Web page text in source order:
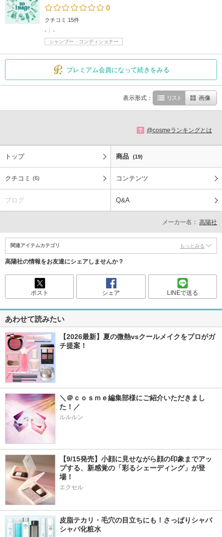
0
クチコミ 15件
-
-
シャンプー・コンディショナー
プレミアム会員になって続きをみる
表示形式： リスト 画像
? @cosmeランキングとは
トップ 商品 (19)
クチコミ (6) コンテンツ
ブログ Q&A
メーカー名： 高陽社
関連アイテムカテゴリ もっとみる
高陽社の情報をお友達にシェアしませんか？
ポスト シェア LINEで送る
あわせて読みたい
【2026最新】夏の微熱vsクールメイクをプロがガ
チ提案！
＼＠ｃｏｓｍｅ編集部様にご紹介いただきまし
た！／
ルルルン
【9/15発売】小顔に見せながら顔の印象までアッ
プする、新感覚の「彩るシェーディング」が登
場！
エクセル
皮脂テカリ・毛穴の目立ちにも！さっぱりシャバ
シャバ化粧水